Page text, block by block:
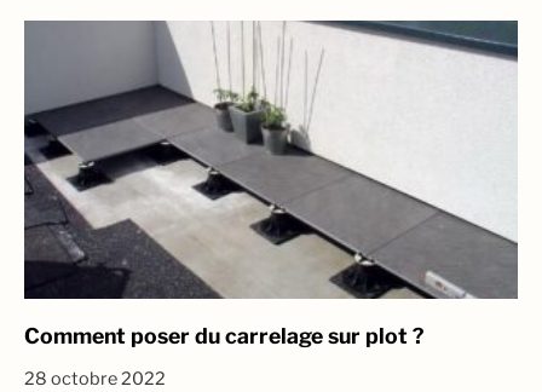
Comment poser du carrelage sur plot ?
28 octobre 2022